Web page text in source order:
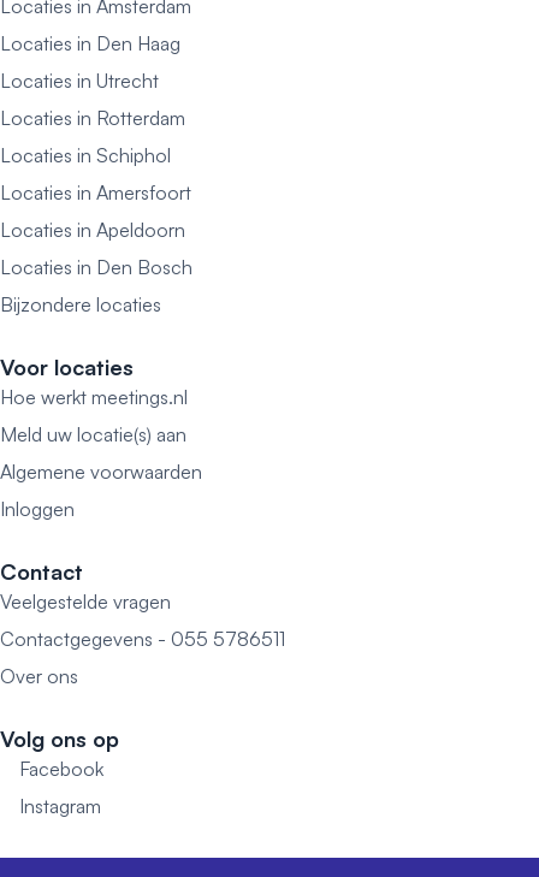
Locaties in Amsterdam
Locaties in Den Haag
Locaties in Utrecht
Locaties in Rotterdam
Locaties in Schiphol
Locaties in Amersfoort
Locaties in Apeldoorn
Locaties in Den Bosch
Bijzondere locaties
Voor locaties
Hoe werkt meetings.nl
Meld uw locatie(s) aan
Algemene voorwaarden
Inloggen
Contact
Veelgestelde vragen
Contactgegevens - 055 5786511
Over ons
Volg ons op
Facebook
Instagram